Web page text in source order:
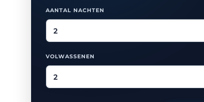
AANTAL NACHTEN
VOLWASSENEN